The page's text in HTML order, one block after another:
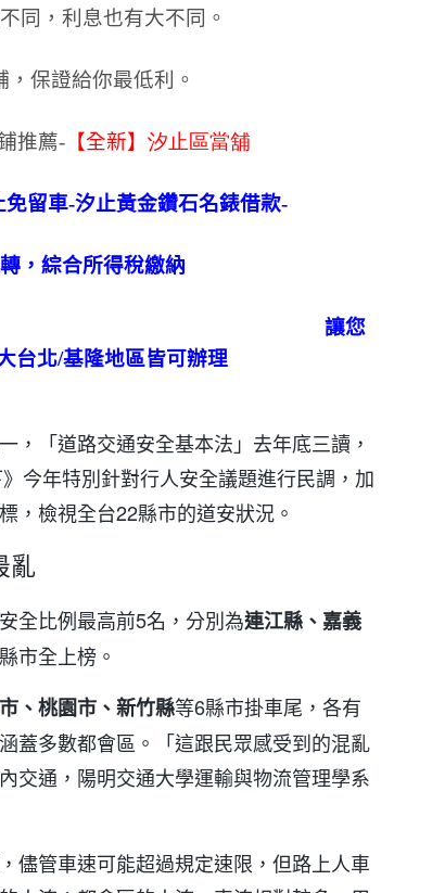
同，利息也有大不同。
，保證給你最低利。
推薦-【全新】 汐止區當舖
免留車-汐止黃金鑽石名錶借款-
，綜合所得稅繳納
讓您
台北/基隆地區皆可辦理
，「道路交通安全基本法」去年底三讀，
今年特別針對行人安全議題進行民調，加
，檢視全台22縣市的道安狀況。
亂
全比例最高前5名，分別為連江縣、嘉義
市全上榜。
、桃園市、新竹縣等6縣市掛車尾，各有
蓋多數都會區。「這跟民眾感受到的混亂
交通，陽明交通大學運輸與物流管理學系
儘管車速可能超過規定速限，但路上人車